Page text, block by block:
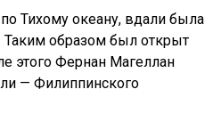
Тихому океану, вдали была
образом был открыт
этого Фернан Магеллан
— Филиппинского